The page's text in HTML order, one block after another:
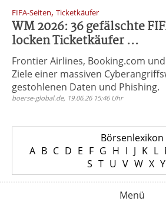
FIFA-Seiten, Ticketkäufer
WM 2026: 36 gefälschte
locken Ticketkäufer ...
Frontier Airlines, Booking.com
Ziele einer massiven
gestohlenen Daten und Phishing.
boerse-global.de, 19.06.26 15:46 Uhr
Börsenlexikon
A B C D E F G H I J K L
S T U V W X Y
Menü